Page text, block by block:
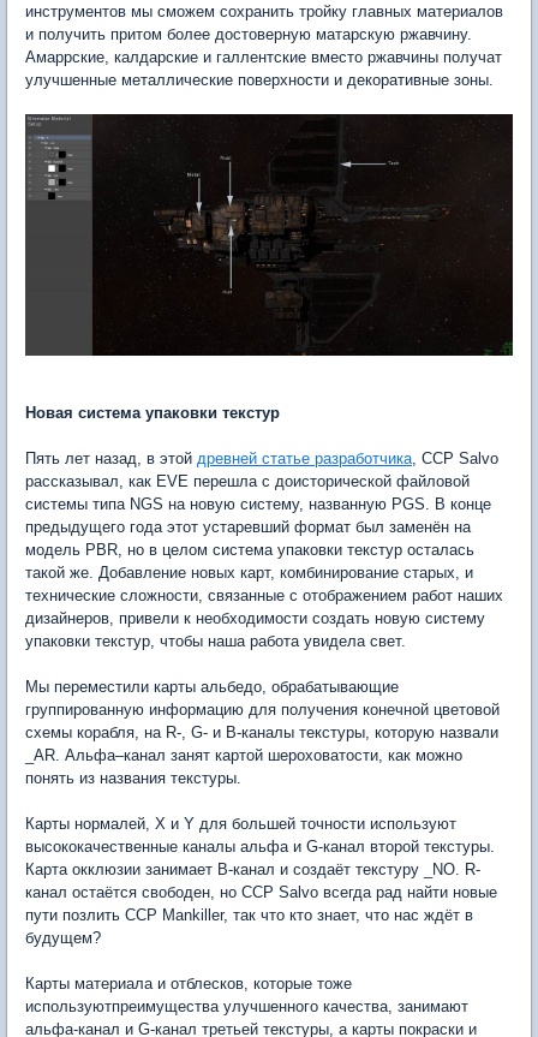
инструментов мы сможем сохранить тройку главных материалов
и получить притом более достоверную матарскую ржавчину.
Амаррские, калдарские и галлентские вместо ржавчины получат
улучшенные металлические поверхности и декоративные зоны.
Новая система упаковки текстур
Пять лет назад, в этой древней статье разработчика , CCP Salvo
рассказывал, как EVE перешла с доисторической файловой
системы типа NGS на новую систему, названную PGS. В конце
предыдущего года этот устаревший формат был заменён на
модель PBR, но в целом система упаковки текстур осталась
такой же. Добавление новых карт, комбинирование старых, и
технические сложности, связанные с отображением работ наших
дизайнеров, привели к необходимости создать новую систему
упаковки текстур, чтобы наша работа увидела свет.
Мы переместили карты альбедо, обрабатывающие
группированную информацию для получения конечной цветовой
схемы корабля, на R-, G- и B-каналы текстуры, которую назвали
_AR. Альфа–канал занят картой шероховатости, как можно
понять из названия текстуры.
Карты нормалей, X и Y для большей точности используют
высококачественные каналы альфа и G-канал второй текстуры.
Карта окклюзии занимает B-канал и создаёт текстуру _NO. R-
канал остаётся свободен, но CCP Salvo всегда рад найти новые
пути позлить CCP Mankiller, так что кто знает, что нас ждёт в
будущем?
Карты материала и отблесков, которые тоже
используютпреимущества улучшенного качества, занимают
альфа-канал и G-канал третьей текстуры, а карты покраски и